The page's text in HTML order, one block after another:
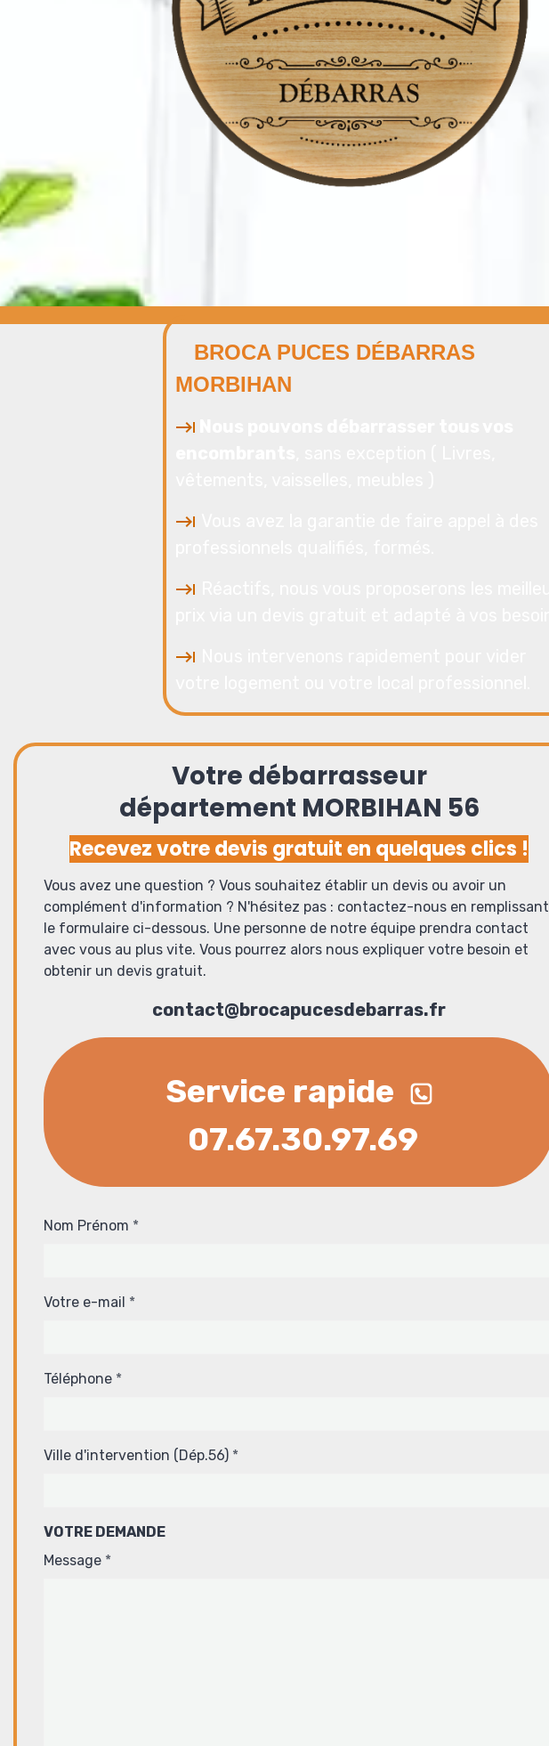
BROCA PUCES DÉBARRAS
MORBIHAN
Votre débarrasseur
département MORBIHAN 56
Recevez votre devis gratuit en quelques clics !
Vous avez une question ? Vous souhaitez établir un devis ou avoir un
complément d'information ? N'hésitez pas : contactez-nous en remplissant
le formulaire ci-dessous. Une personne de notre équipe prendra contact
avec vous au plus vite. Vous pourrez alors nous expliquer votre besoin et
obtenir un devis gratuit.
contact@brocapucesdebarras.fr
Service rapide
07.67.30.97.69
Nom Prénom
Votre e-mail
Téléphone
Ville d'intervention (Dép.56)
VOTRE DEMANDE
Message